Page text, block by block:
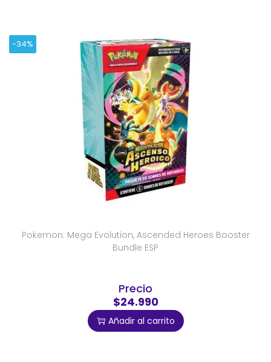
-34%
Pokemon: Mega Evolution, Ascended Heroes Booster
Bundle ESP
Precio
$24.990
Añadir al carrito